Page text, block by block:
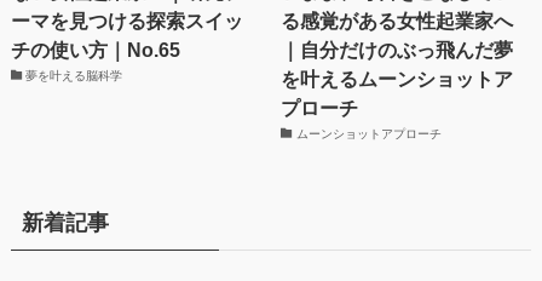
ーマを見つける探索スイッ
チの使い方｜No.65
夢を叶える脳科学
る感覚がある女性起業家へ
｜自分だけのぶっ飛んだ夢
を叶えるムーンショットア
プローチ
ムーンショットアプローチ
新着記事